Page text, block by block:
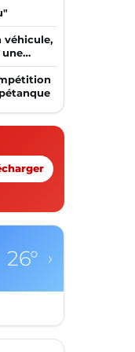
véhicule,
26° ›